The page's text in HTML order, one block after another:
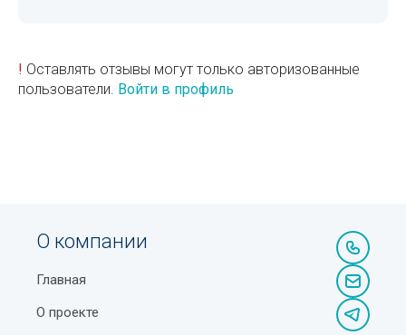
! Оставлять отзывы могут только авторизованные
пользователи. Войти в профиль
О компании
Главная
О проекте